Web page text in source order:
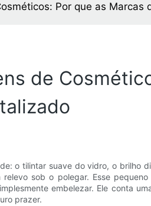
Por que as
de
o tilintar suave do vidro, o brilho
relevo sob o polegar. Esse
embelezar. Ele conta
prazer.